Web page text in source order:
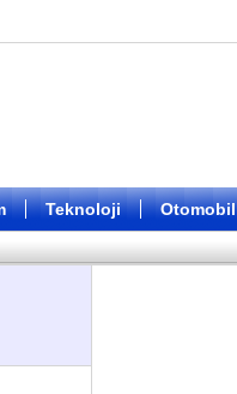
Teknoloji Otomobil